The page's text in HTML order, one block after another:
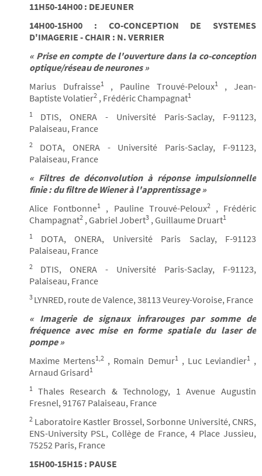
11H50-14H00 : DEJEUNER
14H00-15H00 : CO-CONCEPTION DE SYSTEMES
D'IMAGERIE - CHAIR : N. VERRIER
« Prise en compte de l'ouverture dans la co-conception
optique/réseau de neurones »
Marius Dufraisse1, Pauline Trouvé-Peloux1, Jean-
Baptiste Volatier2 , Frédéric Champagnat1
1 DTIS, ONERA - Université Paris-Saclay, F-91123,
Palaiseau, France
2 DOTA, ONERA - Université Paris-Saclay, F-91123,
Palaiseau, France
« Filtres de déconvolution à réponse impulsionnelle
finie : du filtre de Wiener à l'apprentissage »
Alice Fontbonne1 , Pauline Trouvé-Peloux2, Frédéric
Champagnat2 , Gabriel Jobert3 , Guillaume Druart1
1 DOTA, ONERA, Université Paris Saclay, F-91123
Palaiseau, France
2 DTIS, ONERA - Université Paris-Saclay, F-91123,
Palaiseau, France
3 LYNRED, route de Valence, 38113 Veurey-Voroise, France
« Imagerie de signaux infrarouges par somme de
fréquence avec mise en forme spatiale du laser de
pompe »
Maxime Mertens1,2 , Romain Demur1, Luc Leviandier1,
Arnaud Grisard1
1 Thales Research & Technology, 1 Avenue Augustin
Fresnel, 91767 Palaiseau, France
2 Laboratoire Kastler Brossel, Sorbonne Université, CNRS,
ENS-University PSL, Collège de France, 4 Place Jussieu,
75252 Paris, France
15H00-15H15 : PAUSE